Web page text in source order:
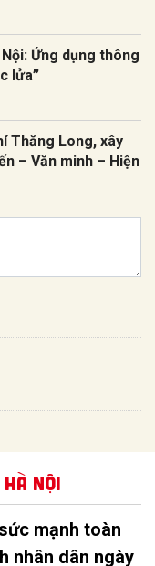
Ứng dụng thông
lửa”
Thăng Long, xây
– Văn minh – Hiện
Nội
mạnh toàn
nhân dân ngày